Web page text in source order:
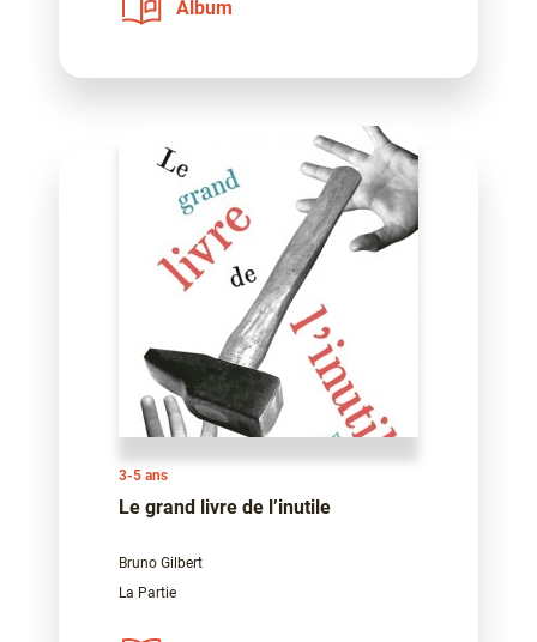
Album
3-5 ans
Le grand livre de l’inutile
Bruno Gilbert
La Partie